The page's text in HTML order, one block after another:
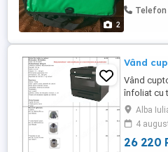
2
whatsapp.
Vând
Vând
înfoliat cu
incluse !!
Alba
4
26 220